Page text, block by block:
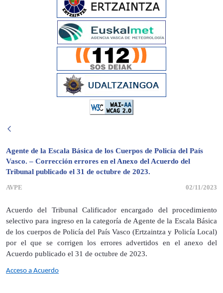
Agente de la Escala Básica de los Cuerpos de Policía del País
Vasco. – Corrección errores en el Anexo del Acuerdo del
Tribunal publicado el 31 de octubre de 2023.
AVPE 02/11/2023
Acuerdo del Tribunal Calificador encargado del procedimiento
selectivo para ingreso en la categoría de Agente de la Escala Básica
de los cuerpos de Policía del País Vasco (Ertzaintza y Policía Local)
por el que se corrigen los errores advertidos en el anexo del
Acuerdo publicado el 31 de octubre de 2023.
Acceso a Acuerdo